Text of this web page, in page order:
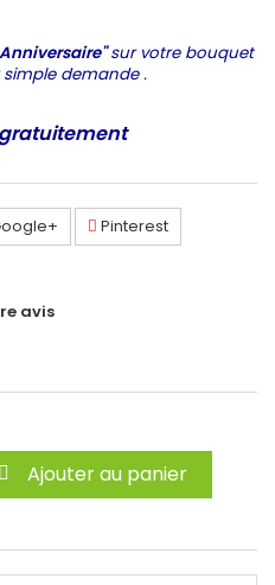
sur votre bouquet
demande .
Pinterest
avis
Ajouter au panier